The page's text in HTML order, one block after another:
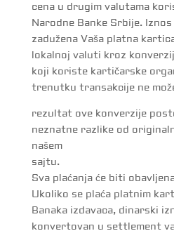
cena u drugim valutama
Narodne Banke Srbije.
zadužena Vaša platna
lokalnoj valuti kroz
koji koriste kartičarske
trenutku transakcije ne
rezultat ove konverzije
neznatne razlike od
našem
sajtu.
Sva plaćanja će biti
Ukoliko se plaća platnim
Banaka izdavaca, dinarski
konvertovan u settlement